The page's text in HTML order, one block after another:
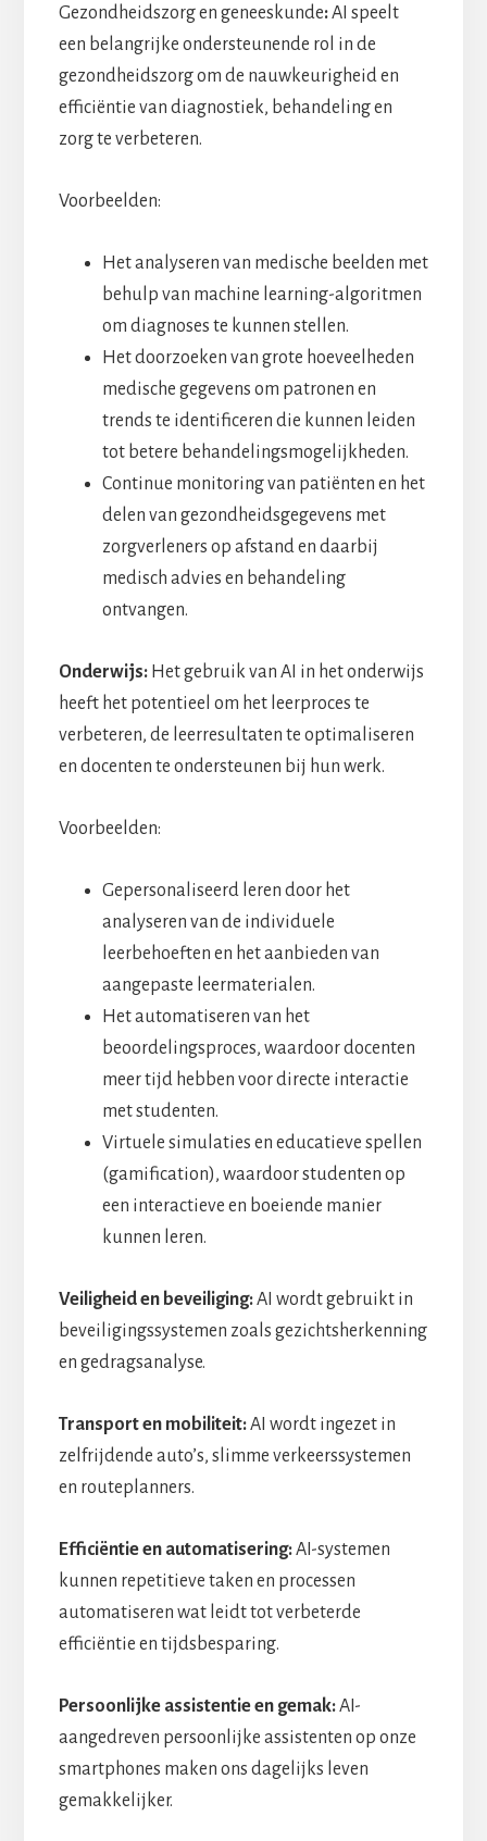
Gezondheidszorg en geneeskunde:AI speelt
een belangrijke ondersteunende rol in de
gezondheidszorg om de nauwkeurigheid en
efficiëntie van diagnostiek, behandeling en
zorg te verbeteren.
Voorbeelden:
Het analyseren van medische beelden met
behulp van machine learning-algoritmen
om diagnoses te kunnen stellen.
Het doorzoeken van grote hoeveelheden
medische gegevens om patronen en
trends te identificeren die kunnen leiden
tot betere behandelingsmogelijkheden.
Continue monitoring van patiënten en het
delen van gezondheidsgegevens met
zorgverleners op afstand en daarbij
medisch advies en behandeling
ontvangen.
Onderwijs:Het gebruik van AI in het onderwijs
heeft het potentieel om het leerproces te
verbeteren, de leerresultaten te optimaliseren
en docenten te ondersteunen bij hun werk.
Voorbeelden:
Gepersonaliseerd leren door het
analyseren van de individuele
leerbehoeften en het aanbieden van
aangepaste leermaterialen.
Het automatiseren van het
beoordelingsproces, waardoor docenten
meer tijd hebben voor directe interactie
met studenten.
Virtuele simulaties en educatieve spellen
(gamification), waardoor studenten op
een interactieve en boeiende manier
kunnen leren.
Veiligheid en beveiliging:AI wordt gebruikt in
beveiligingssystemen zoals gezichtsherkenning
en gedragsanalyse.
Transport en mobiliteit:AI wordt ingezet in
zelfrijdende auto’s, slimme verkeerssystemen
en routeplanners.
Efficiëntie en automatisering:AI-systemen
kunnen repetitieve taken en processen
automatiseren wat leidt tot verbeterde
efficiëntie en tijdsbesparing.
Persoonlijke assistentie en gemak:AI-
aangedreven persoonlijke assistenten op onze
smartphones maken ons dagelijks leven
gemakkelijker.